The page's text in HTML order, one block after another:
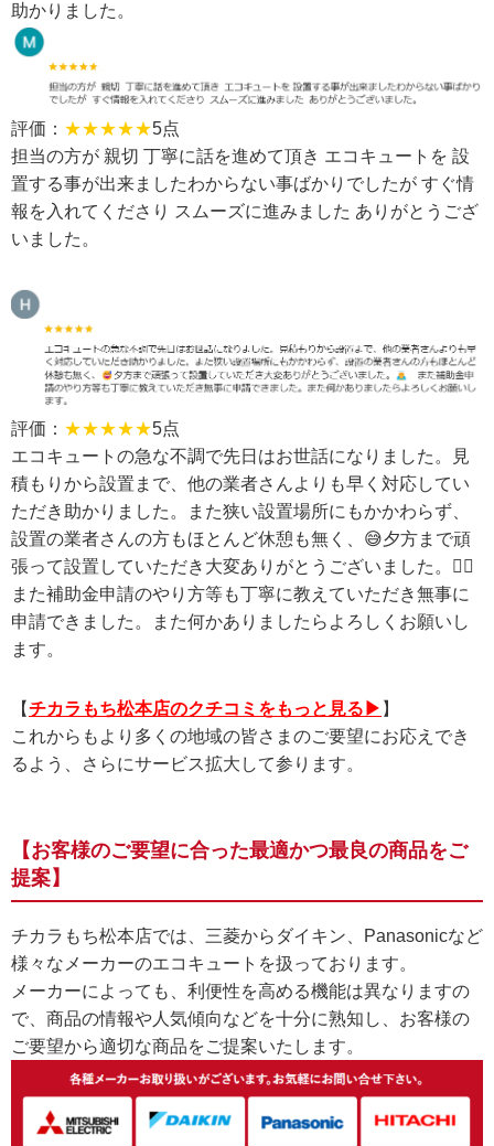
助かりました。
評価： ★★★★★5点
担当の方が 親切 丁寧に話を進めて頂き エコキュートを 設
置する事が出来ましたわからない事ばかりでしたが すぐ情
報を入れてくださり スムーズに進みました ありがとうござ
いました。
評価： ★★★★★5点
エコキュートの急な不調で先日はお世話になりました。見
積もりから設置まで、他の業者さんよりも早く対応してい
ただき助かりました。また狭い設置場所にもかかわらず、
設置の業者さんの方もほとんど休憩も無く、😅夕方まで頑
張って設置していただき大変ありがとうございました。🙇‍♂
また補助金申請のやり方等も丁寧に教えていただき無事に
申請できました。また何かありましたらよろしくお願いし
ます。
【チカラもち松本店のクチコミをもっと見る▶ 】
これからもより多くの地域の皆さまのご要望にお応えでき
るよう、さらにサービス拡大して参ります。
【お客様のご要望に合った最適かつ最良の商品をご
提案】
チカラもち松本店では、三菱からダイキン、Panasonicなど
様々なメーカーのエコキュートを扱っております。
メーカーによっても、利便性を高める機能は異なりますの
で、商品の情報や人気傾向などを十分に熟知し、お客様の
ご要望から適切な商品をご提案いたします。